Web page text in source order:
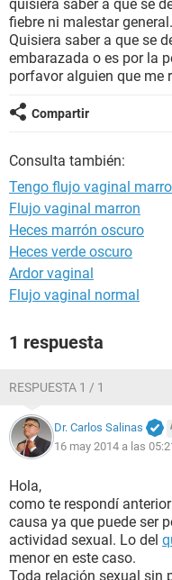
quisiera saber a que se
fiebre ni malestar
Quisiera saber a que se
embarazada o es por la
porfavor alguien que me
Compartir
Consulta también:
Tengo flujo vaginal
Flujo vaginal marron
Heces marrón oscuro
Heces verde oscuro
Ardor vaginal
Flujo vaginal normal
1 respuesta
RESPUESTA 1 / 1
Dr. Carlos Salinas
16 may 2014 a las
Hola,
como te respondí
causa ya que puede ser
actividad sexual. Lo del
menor en este caso.
Toda relación sexual sin